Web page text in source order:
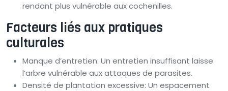
rendant plus vulnérable aux cochenilles.
Facteurs liés aux pratiques
culturales
Manque d’entretien: Un entretien insuffisant laisse
l’arbre vulnérable aux attaques de parasites.
Densité de plantation excessive: Un espacement